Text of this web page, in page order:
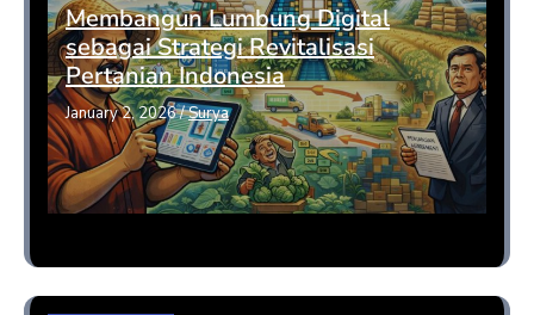
Membangun Lumbung Digital
sebagai Strategi Revitalisasi
Pertanian Indonesia
January 2, 2026/Surya